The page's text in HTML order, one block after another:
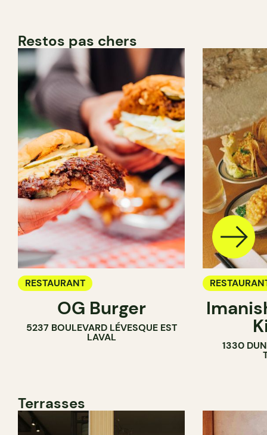
Restos pas chers
RESTAURANT
OG Burger
5237 BOULEVARD LÉVESQUE EST
LAVAL
1330
Terrasses